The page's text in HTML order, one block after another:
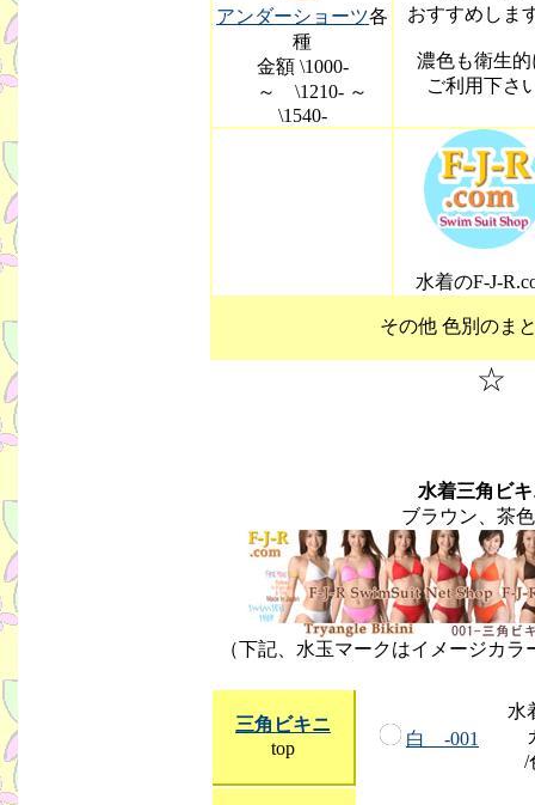
アンダーショーツ各
種
金額 \1000-
～ \1210- ～
\1540-
おすすめしま
濃色も衛生的
ご利用下さ
水着のF-J-
その他 色別の
水着三角ビ
ブラウン、茶
（下記、水玉マークはイメージカ
三角ビキニ
top
白 -001
水
/